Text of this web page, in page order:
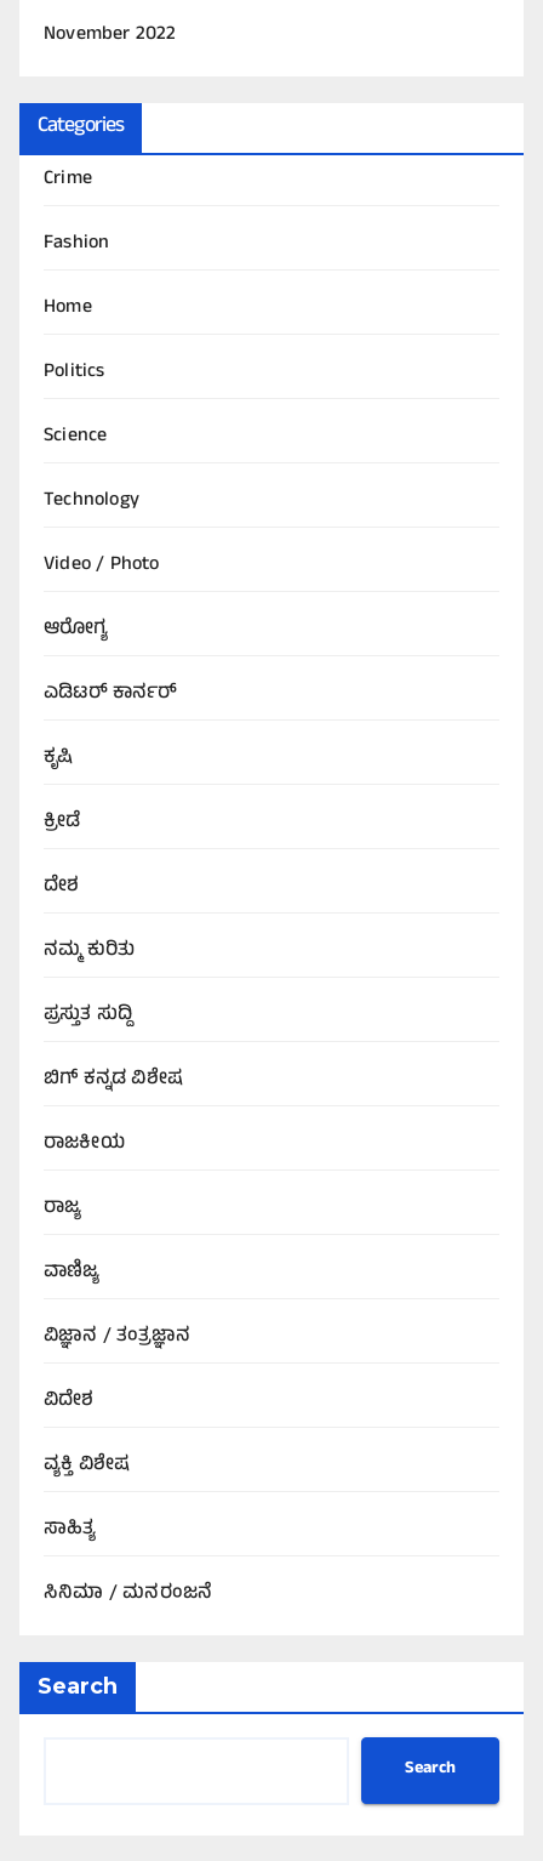
November 2022
Categories
Crime
Fashion
Home
Politics
Science
Technology
Video / Photo
ಆರೋಗ್ಯ
ಎಡಿಟರ್‌ ಕಾರ್ನರ್
ಕೃಷಿ
ಕ್ರೀಡೆ
ದೇಶ
ನಮ್ಮ ಕುರಿತು
ಪ್ರಸ್ತುತ ಸುದ್ದಿ
ಬಿಗ್‌ ಕನ್ನಡ ವಿಶೇಷ
ರಾಜಕೀಯ
ರಾಜ್ಯ
ವಾಣಿಜ್ಯ
ವಿಜ್ಞಾನ / ತಂತ್ರಜ್ಞಾನ
ವಿದೇಶ
ವ್ಯಕ್ತಿ ವಿಶೇಷ
ಸಾಹಿತ್ಯ
ಸಿನಿಮಾ / ಮನರಂಜನೆ
Search
Search